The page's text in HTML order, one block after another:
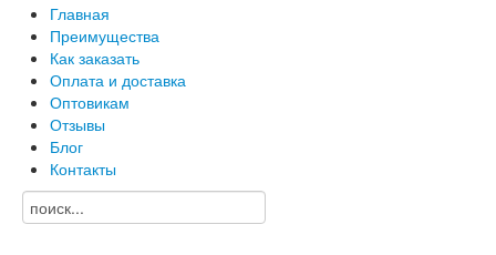
Главная
Преимущества
Как заказать
Оплата и доставка
Оптовикам
Отзывы
Блог
Контакты